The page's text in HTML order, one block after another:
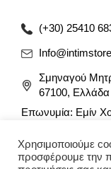
(+30) 25410
Σμηναγού
67100, Ελλάδα
Επωνυμία: Εμίν
Αρ. Γ.Ε.ΜΗ:
Χρησιμοποιούμε
προσφέρουμε την